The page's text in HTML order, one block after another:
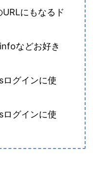
にもなるド
などお好き
グインに使
グインに使